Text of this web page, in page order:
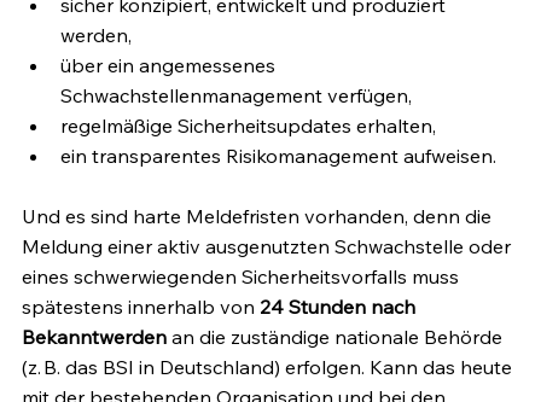
werden,
über ein angemessenes
Schwachstellenmanagement verfügen,
regelmäßige Sicherheitsupdates erhalten,
ein transparentes Risikomanagement aufweisen.
Und es sind harte Meldefristen vorhanden, denn die
Meldung einer aktiv ausgenutzten Schwachstelle oder
eines schwerwiegenden Sicherheitsvorfalls muss
spätestens innerhalb von 24 Stunden nach
Bekanntwerden an die zuständige nationale Behörde
(z. B. das BSI in Deutschland) erfolgen. Kann das heute
mit der bestehenden Organisation und bei den